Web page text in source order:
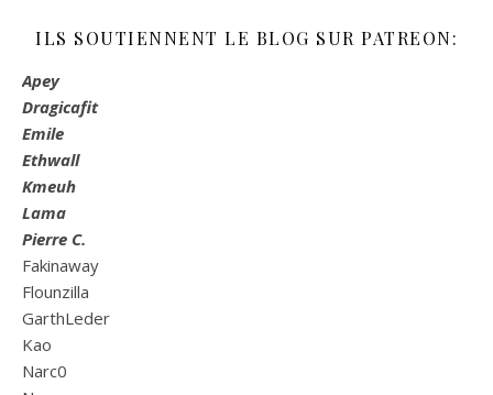
ILS SOUTIENNENT LE BLOG SUR PATREON:
Apey
Dragicafit
Emile
Ethwall
Kmeuh
Lama
Pierre C.
Fakinaway
Flounzilla
GarthLeder
Kao
Narc0